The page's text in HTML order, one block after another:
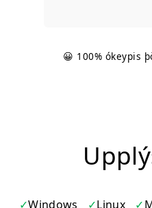
😀 100% ókeypis
Windows Linux